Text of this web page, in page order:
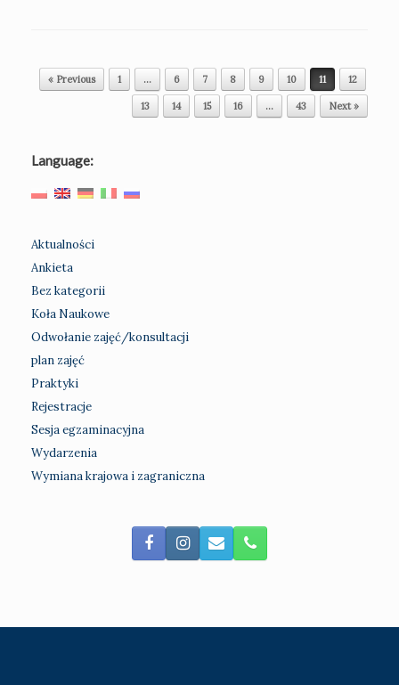
Post navigation
« Previous 1 … 6 7 8 9 10 11 12
13 14 15 16 … 43 Next »
Language:
Aktualności
Ankieta
Bez kategorii
Koła Naukowe
Odwołanie zajęć/konsultacji
plan zajęć
Praktyki
Rejestracje
Sesja egzaminacyjna
Wydarzenia
Wymiana krajowa i zagraniczna